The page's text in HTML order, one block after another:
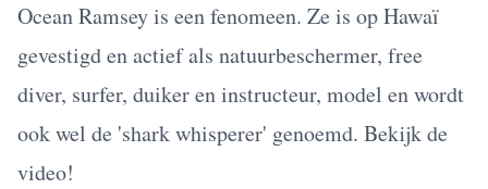
Ocean Ramsey is een fenomeen. Ze is op Hawaï
gevestigd en actief als natuurbeschermer, free
diver, surfer, duiker en instructeur, model en wordt
ook wel de 'shark whisperer' genoemd. Bekijk de
video!